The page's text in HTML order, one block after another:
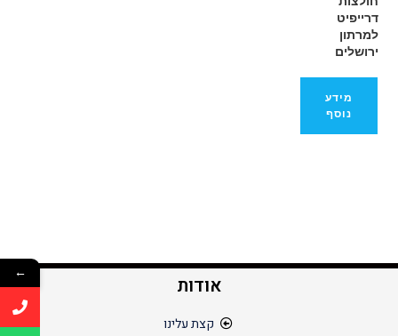
דרייפיט
למרתון
ירושלים
מידע
נוסף
אודות
קצת עלינו
←